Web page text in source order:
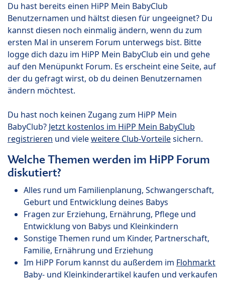
Du hast bereits einen HiPP Mein BabyClub
Benutzernamen und hältst diesen für ungeeignet? Du
kannst diesen noch einmalig ändern, wenn du zum
ersten Mal in unserem Forum unterwegs bist. Bitte
logge dich dazu im HiPP Mein BabyClub ein und gehe
auf den Menüpunkt Forum. Es erscheint eine Seite, auf
der du gefragt wirst, ob du deinen Benutzernamen
ändern möchtest.
Du hast noch keinen Zugang zum HiPP Mein
BabyClub? Jetzt kostenlos im HiPP Mein BabyClub
registrieren und vieleweitere Club-Vorteilesichern.
Welche Themen werden im HiPP Forum
diskutiert?
Alles rund um Familienplanung, Schwangerschaft,
Geburt und Entwicklung deines Babys
Fragen zur Erziehung, Ernährung, Pflege und
Entwicklung von Babys und Kleinkindern
Sonstige Themen rund um Kinder, Partnerschaft,
Familie, Ernährung und Erziehung
Im HiPP Forum kannst du außerdem im Flohmarkt
Baby- und Kleinkinderartikel kaufen und verkaufen